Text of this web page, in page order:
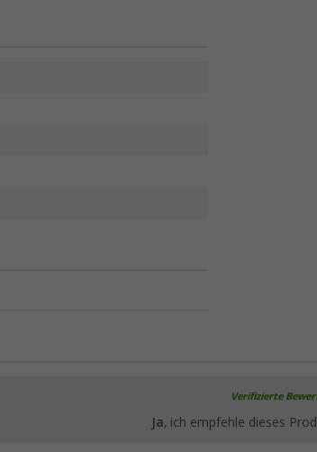
Verifizierte
Ja, ich empfehle dieses